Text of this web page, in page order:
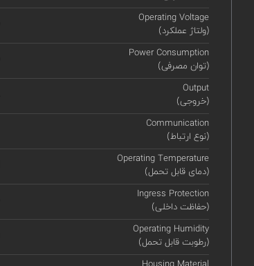
Operating Voltage
(ولتاژ عملکرد)
Power Consumption
(توان مصرفی)
Output
(خروجی)
Communication
(نوع ارتباط)
Operating Temperature
(دمای قابل تحمل)
Ingress Protection
(حفاظت داخلی)
Operating Humidity
(رطوبت قابل تحمل)